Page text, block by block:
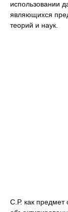
использовании
являющихся
теорий и наук.
С.Р. как предмет